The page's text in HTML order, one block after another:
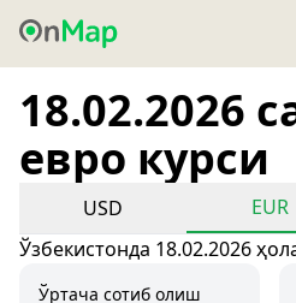
18.02.2026
евро курси
USD EUR
Ўзбекистонда 18.02.2026
Ўртача сотиб олиш